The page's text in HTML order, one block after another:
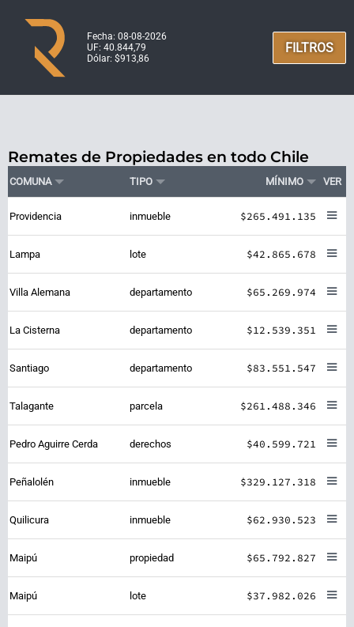
Fecha: 08-08-2026
UF: 40.844,79
Dólar: $913,86
FILTROS
Remates de Propiedades en todo Chile
COMUNA TIPO MÍNIMO VER
Providencia inmueble $265.491.135
Lampa lote $42.865.678
Villa Alemana departamento $65.269.974
La Cisterna departamento $12.539.351
Santiago departamento $83.551.547
Talagante parcela $261.488.346
Pedro Aguirre Cerda derechos $40.599.721
Peñalolén inmueble $329.127.318
Quilicura inmueble $62.930.523
Maipú propiedad $65.792.827
Maipú lote $37.982.026